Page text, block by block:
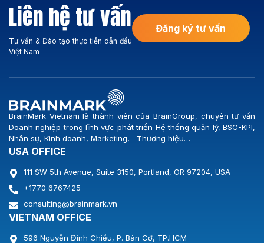
trình sang đo lường hiệu suất
thực tế dựa trên KPI viên […]
Liên hệ tư vấn
Tư vấn & Đào tạo thực tiễn dẫn đầu
Việt Nam
Đăng ký tư vấn
BrainMark Vietnam là thành viên của BrainGroup, chuyên tư vấn
Doanh nghiệp trong lĩnh vực phát triển Hệ thống quản lý, BSC-KPI,
Nhân sự, Kinh doanh, Marketing, Thương hiệu…
USA OFFICE
111 SW 5th Avenue, Suite 3150, Portland, OR 97204, USA
+1770 6767425
consulting@brainmark.vn
VIETNAM OFFICE
596 Nguyễn Đình Chiểu, P. Bàn Cờ, TP.HCM